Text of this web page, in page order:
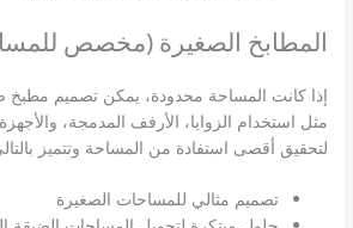
المطابخ الصغيرة (مخصص
إذا كانت المساحة محدودة، يمكن تصميم مطبخ
مثل استخدام الزوايا، الأرفف المدمجة،
لتحقيق أقصى استفادة من المساحة وتتميز
تصميم مثالي للمساحات الصغيرة